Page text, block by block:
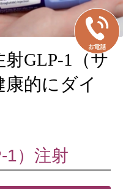
GLP-1（サ
康的にダイ
1）注射